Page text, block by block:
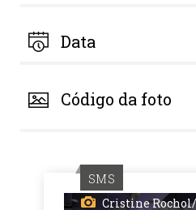
Data
Código da foto
SMS
Cristine